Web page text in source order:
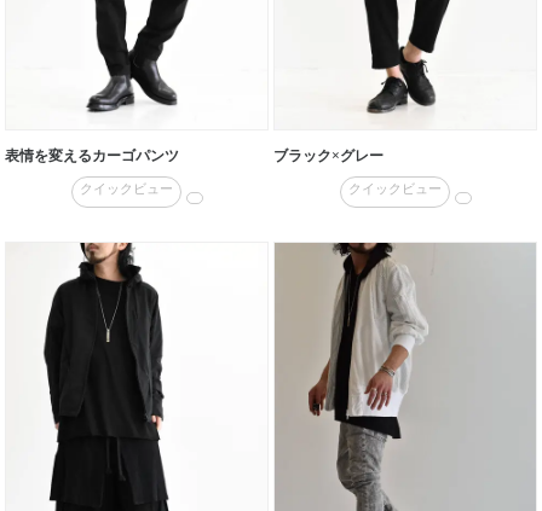
表情を変えるカーゴパンツ
クイックビュー
ブラック×グレー
クイックビュー